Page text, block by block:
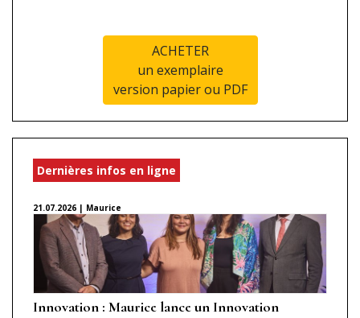
ACHETER
un exemplaire
version papier ou PDF
Dernières infos en ligne
21.07.2026 | Maurice
Innovation : Maurice lance un Innovation